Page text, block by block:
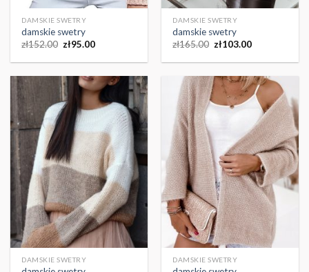
DAMSKIE SWETRY
damskie swetry
zł152.00 zł95.00
DAMSKIE SWETRY
damskie swetry
zł165.00 zł103.00
DAMSKIE SWETRY DAMSKIE SWETRY